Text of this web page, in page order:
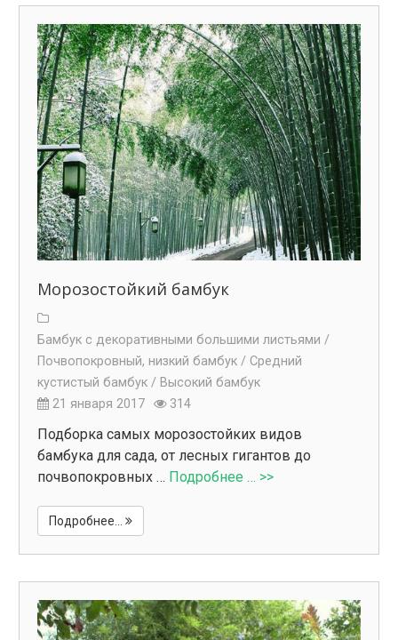
Морозостойкий бамбук
Бамбук с декоративными большими листьями /
Почвопокровный, низкий бамбук / Средний
кустистый бамбук / Высокий бамбук
21 января 2017
314
Подборка самых морозостойких видов
бамбука для сада, от лесных гигантов до
почвопокровных … Подробнее … >>
Подробнее...